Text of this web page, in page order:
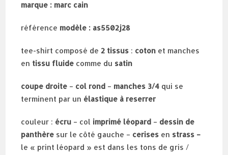
marque : marc cain
référence modèle : as5502j28
tee-shirt composé de 2 tissus : coton et manches
en tissu fluide comme du satin
coupe droite – col rond – manches 3/4 qui se
terminent par un élastique à reserrer
couleur : écru – col imprimé léopard – dessin de
panthère sur le côté gauche – cerises en strass –
le « print léopard » est dans les tons de gris /